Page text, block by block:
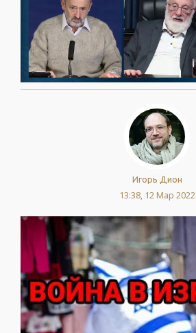
Игорь Дион
13:38, 12 Мар 2022